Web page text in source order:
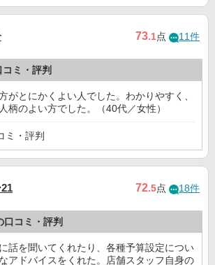
73.1点 11件
ミ・評判
がとにかくよい人でした。わかりやすく、
柄のよい方でした。（40代／女性）
ミ・評判
72.5点 18件
口コミ・評判
話を聞いてくれたり、各種予算設定につい
アドバイスをくれた。店舗スタッフ自身の